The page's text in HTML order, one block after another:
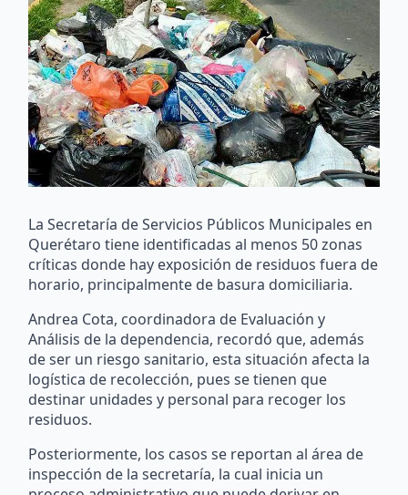
La Secretaría de Servicios Públicos Municipales en
Querétaro tiene identificadas al menos 50 zonas
críticas donde hay exposición de residuos fuera de
horario, principalmente de basura domiciliaria.
Andrea Cota, coordinadora de Evaluación y
Análisis de la dependencia, recordó que, además
de ser un riesgo sanitario, esta situación afecta la
logística de recolección, pues se tienen que
destinar unidades y personal para recoger los
residuos.
Posteriormente, los casos se reportan al área de
inspección de la secretaría, la cual inicia un